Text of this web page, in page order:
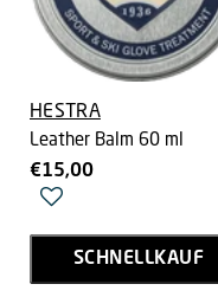
HESTRA
Leather Balm 60 ml
€15,00
SCHNELLKAUF